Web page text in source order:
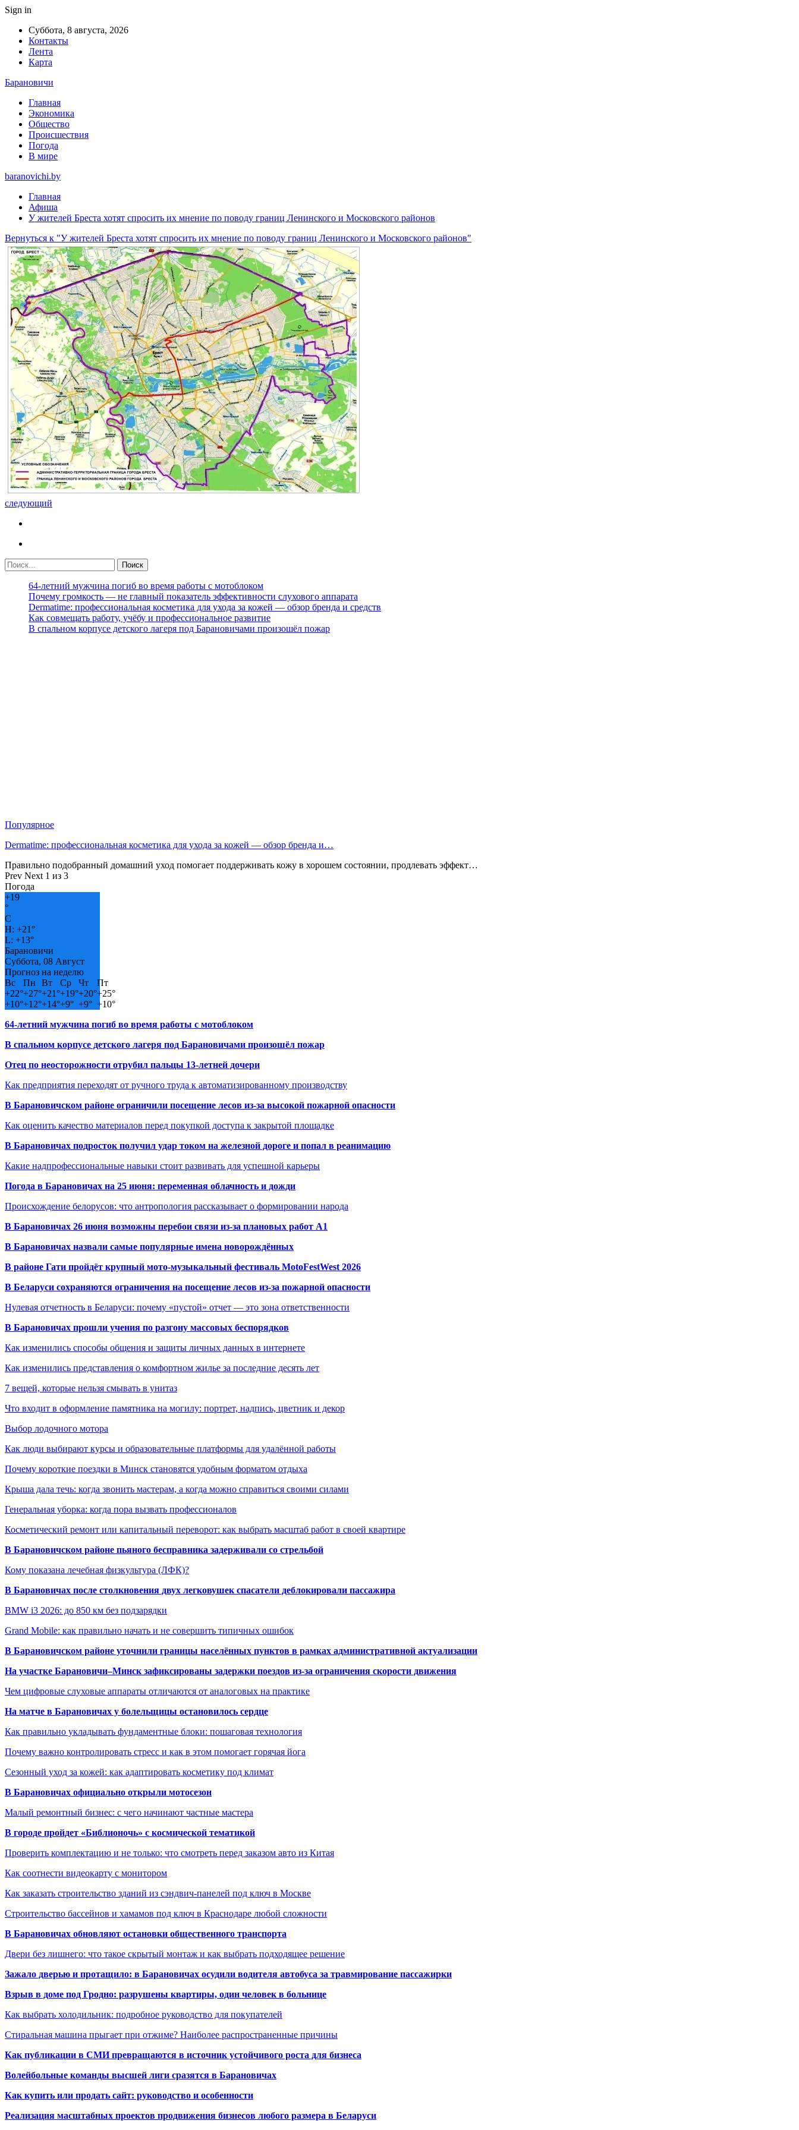
Sign in
Суббота, 8 августа, 2026
Контакты
Лента
Карта
Барановичи
Главная
Экономика
Общество
Происшествия
Погода
В мире
baranovichi.by
Главная
Афиша
У жителей Бреста хотят спросить их мнение по поводу границ Ленинского и Московского районов
Вернуться к "У жителей Бреста хотят спросить их мнение по поводу границ Ленинского и Московского районов"
следующий
64-летний мужчина погиб во время работы с мотоблоком
Почему громкость — не главный показатель эффективности слухового аппарата
Dermatime: профессиональная косметика для ухода за кожей — обзор бренда и средств
Как совмещать работу, учёбу и профессиональное развитие
В спальном корпусе детского лагеря под Барановичами произошёл пожар
Популярное
Dermatime: профессиональная косметика для ухода за кожей — обзор бренда и…
Правильно подобранный домашний уход помогает поддерживать кожу в хорошем состоянии, продлевать эффект…
Prev Next 1 из 3
Погода
+19
°
C
H: +21°
L: +13°
Барановичи
Суббота, 08 Август
Прогноз на неделю
Вс
Пн Вт Ср Чт
Пт
+22°+27°+21°+19°+20°+25°
+10°+12°+14°+9° +9° +10°
64-летний мужчина погиб во время работы с мотоблоком
В спальном корпусе детского лагеря под Барановичами произошёл пожар
Отец по неосторожности отрубил пальцы 13-летней дочери
Как предприятия переходят от ручного труда к автоматизированному производству
В Барановичском районе ограничили посещение лесов из-за высокой пожарной опасности
Как оценить качество материалов перед покупкой доступа к закрытой площадке
В Барановичах подросток получил удар током на железной дороге и попал в реанимацию
Какие надпрофессиональные навыки стоит развивать для успешной карьеры
Погода в Барановичах на 25 июня: переменная облачность и дожди
Происхождение белорусов: что антропология рассказывает о формировании народа
В Барановичах 26 июня возможны перебои связи из-за плановых работ A1
В Барановичах назвали самые популярные имена новорождённых
В районе Гати пройдёт крупный мото-музыкальный фестиваль MotoFestWest 2026
В Беларуси сохраняются ограничения на посещение лесов из-за пожарной опасности
Нулевая отчетность в Беларуси: почему «пустой» отчет — это зона ответственности
В Барановичах прошли учения по разгону массовых беспорядков
Как изменились способы общения и защиты личных данных в интернете
Как изменились представления о комфортном жилье за последние десять лет
7 вещей, которые нельзя смывать в унитаз
Что входит в оформление памятника на могилу: портрет, надпись, цветник и декор
Выбор лодочного мотора
Как люди выбирают курсы и образовательные платформы для удалённой работы
Почему короткие поездки в Минск становятся удобным форматом отдыха
Крыша дала течь: когда звонить мастерам, а когда можно справиться своими силами
Генеральная уборка: когда пора вызвать профессионалов
Косметический ремонт или капитальный переворот: как выбрать масштаб работ в своей квартире
В Барановичском районе пьяного бесправника задерживали со стрельбой
Кому показана лечебная физкультура (ЛФК)?
В Барановичах после столкновения двух легковушек спасатели деблокировали пассажира
BMW i3 2026: до 850 км без подзарядки
Grand Mobile: как правильно начать и не совершить типичных ошибок
В Барановичском районе уточнили границы населённых пунктов в рамках административной актуализации
На участке Барановичи–Минск зафиксированы задержки поездов из-за ограничения скорости движения
Чем цифровые слуховые аппараты отличаются от аналоговых на практике
На матче в Барановичах у болельщицы остановилось сердце
Как правильно укладывать фундаментные блоки: пошаговая технология
Почему важно контролировать стресс и как в этом помогает горячая йога
Сезонный уход за кожей: как адаптировать косметику под климат
В Барановичах официально открыли мотосезон
Малый ремонтный бизнес: с чего начинают частные мастера
В городе пройдет «Библионочь» с космической тематикой
Проверить комплектацию и не только: что смотреть перед заказом авто из Китая
Как соотнести видеокарту с монитором
Как заказать строительство зданий из сэндвич-панелей под ключ в Москве
Строительство бассейнов и хамамов под ключ в Краснодаре любой сложности
В Барановичах обновляют остановки общественного транспорта
Двери без лишнего: что такое скрытый монтаж и как выбрать подходящее решение
Зажало дверью и протащило: в Барановичах осудили водителя автобуса за травмирование пассажирки
Взрыв в доме под Гродно: разрушены квартиры, один человек в больнице
Как выбрать холодильник: подробное руководство для покупателей
Стиральная машина прыгает при отжиме? Наиболее распространенные причины
Как публикации в СМИ превращаются в источник устойчивого роста для бизнеса
Волейбольные команды высшей лиги сразятся в Барановичах
Как купить или продать сайт: руководство и особенности
Реализация масштабных проектов продвижения бизнесов любого размера в Беларуси